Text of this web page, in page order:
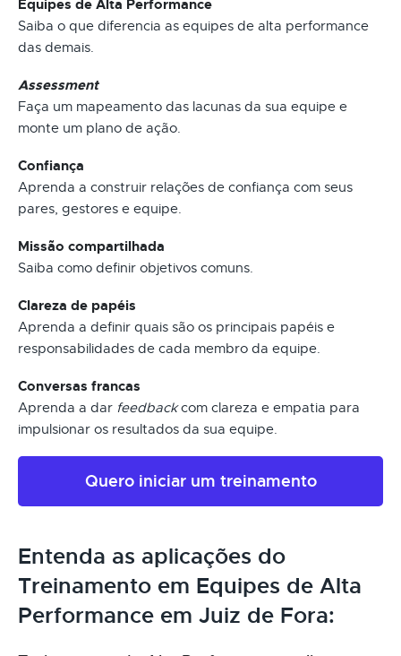
Equipes de Alta Performance
Saiba o que diferencia as equipes de alta performance
das demais.
Assessment
Faça um mapeamento das lacunas da sua equipe e
monte um plano de ação.
Confiança
Aprenda a construir relações de confiança com seus
pares, gestores e equipe.
Missão compartilhada
Saiba como definir objetivos comuns.
Clareza de papéis
Aprenda a definir quais são os principais papéis e
responsabilidades de cada membro da equipe.
Conversas francas
Aprenda a dar feedbackcom clareza e empatia para
impulsionar os resultados da sua equipe.
Quero iniciar um treinamento
Entenda as aplicações do
Treinamento em Equipes de Alta
Performance em Juiz de Fora: